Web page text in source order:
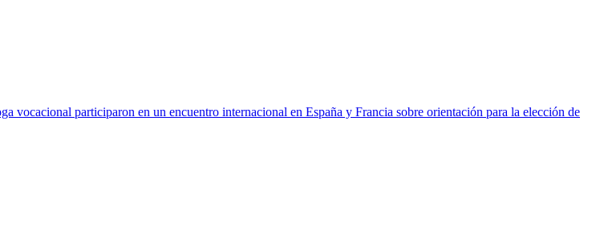
vocacional participaron en un encuentro internacional en España y Francia sobre orientación para la elección de